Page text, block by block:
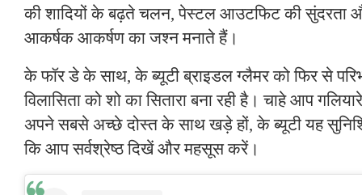
की शादियों के बढ़ते चलन, पेस्टल आउटफिट की सुंदरता
आकर्षक आकर्षण का जश्न मनाते हैं।
के फॉर डे के साथ, के ब्यूटी ब्राइडल ग्लैमर को फिर से
विलासिता को शो का सितारा बना रही है। चाहे आप
अपने सबसे अच्छे दोस्त के साथ खड़े हों, के ब्यूटी यह
कि आप सर्वश्रेष्ठ दिखें और महसूस करें।